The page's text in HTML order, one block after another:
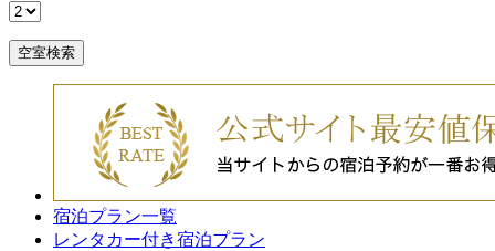
空室検索
宿泊プラン一覧
レンタカー付き宿泊プラン